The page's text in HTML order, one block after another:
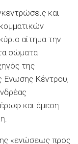
και
αίτημα την
σώματα
της
Ενωσης Κέντρου,
και άμεση
«ενώσεως προς